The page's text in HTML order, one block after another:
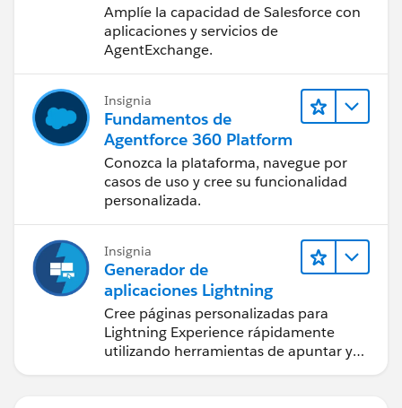
Amplíe la capacidad de Salesforce con
aplicaciones y servicios de
AgentExchange.
Insignia
Fundamentos de
Agentforce 360 Platform
Conozca la plataforma, navegue por
casos de uso y cree su funcionalidad
personalizada.
Insignia
Generador de
aplicaciones Lightning
Cree páginas personalizadas para
Lightning Experience rápidamente
utilizando herramientas de apuntar y